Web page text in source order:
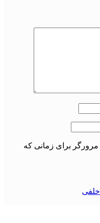
مرورگر برای زمانی که